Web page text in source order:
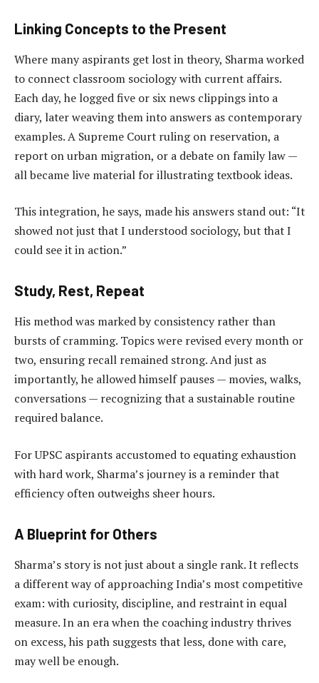
Linking Concepts to the Present
Where many aspirants get lost in theory, Sharma worked
to connect classroom sociology with current affairs.
Each day, he logged five or six news clippings into a
diary, later weaving them into answers as contemporary
examples. A Supreme Court ruling on reservation, a
report on urban migration, or a debate on family law —
all became live material for illustrating textbook ideas.
This integration, he says, made his answers stand out: “It
showed not just that I understood sociology, but that I
could see it in action.”
Study, Rest, Repeat
His method was marked by consistency rather than
bursts of cramming. Topics were revised every month or
two, ensuring recall remained strong. And just as
importantly, he allowed himself pauses — movies, walks,
conversations — recognizing that a sustainable routine
required balance.
For UPSC aspirants accustomed to equating exhaustion
with hard work, Sharma’s journey is a reminder that
efficiency often outweighs sheer hours.
A Blueprint for Others
Sharma’s story is not just about a single rank. It reflects
a different way of approaching India’s most competitive
exam: with curiosity, discipline, and restraint in equal
measure. In an era when the coaching industry thrives
on excess, his path suggests that less, done with care,
may well be enough.